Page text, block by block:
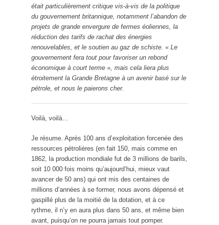
était particulièrement critique vis-à-vis de la politique
du gouvernement britannique, notamment l’abandon de
projets de grande envergure de fermes éoliennes, la
réduction des tarifs de rachat des énergies
renouvelables, et le soutien au gaz de schiste. « Le
gouvernement fera tout pour favoriser un rebond
économique à court terme », mais cela liera plus
étroitement la Grande Bretagne à un avenir basé sur le
pétrole, et nous le paierons cher.
Voilà, voilà…
Je résume. Après 100 ans d’exploitation forcenée des
ressources pétrolières (en fait 150, mais comme en
1862, la production mondiale fut de 3 millions de barils,
soit 10 000 fois moins qu’aujourd’hui, mieux vaut
avancer de 50 ans) qui ont mis des centaines de
millions d’années à se former, nous avons dépensé et
gaspillé plus de la moitié de la dotation, et à ce
rythme, il n’y en aura plus dans 50 ans, et même bien
avant, puisqu’on ne pourra jamais tout pomper.